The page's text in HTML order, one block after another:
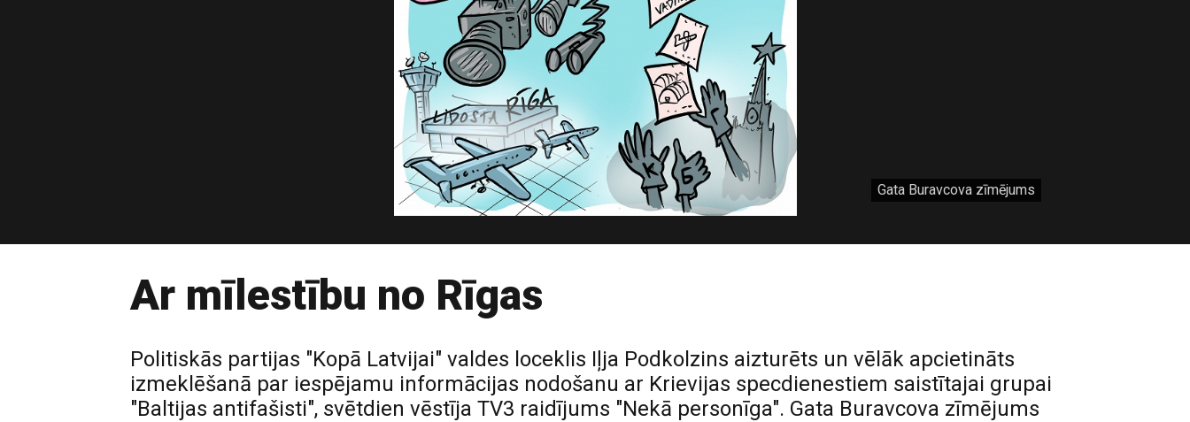
Gata Buravcova zīmējums
Ar mīlestību no Rīgas
Politiskās partijas "Kopā Latvijai" valdes loceklis Iļja Podkolzins aizturēts un vēlāk apcietināts
izmeklēšanā par iespējamu informācijas nodošanu ar Krievijas specdienestiem saistītajai grupai
"Baltijas antifašisti", svētdien vēstīja TV3 raidījums "Nekā personīga". Gata Buravcova zīmējums